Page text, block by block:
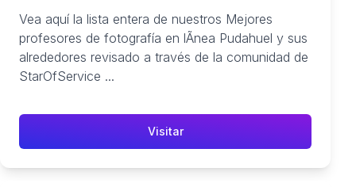
Vea aquí la lista entera de nuestros Mejores
profesores de fotografía en lÃnea Pudahuel y sus
alrededores revisado a través de la comunidad de
StarOfService ...
Visitar